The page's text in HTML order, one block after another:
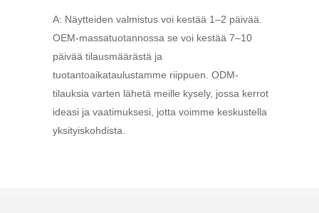
A: Näytteiden valmistus voi kestää 1–2 päivää.
OEM-massatuotannossa se voi kestää 7–10
päivää tilausmäärästä ja
tuotantoaikataulustamme riippuen. ODM-
tilauksia varten lähetä meille kysely, jossa kerrot
ideasi ja vaatimuksesi, jotta voimme keskustella
yksityiskohdista.